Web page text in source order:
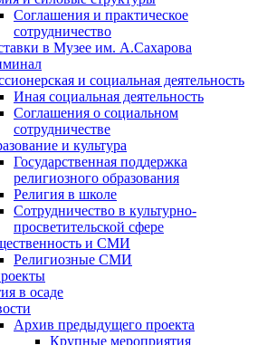
Соглашения и практическое
сотрудничество
в Музее им. А.Сахарова
и социальная деятельность
Иная социальная деятельность
Соглашения о социальном
сотрудничестве
и культура
Государственная поддержка
религиозного образования
Религия в школе
Сотрудничество в культурно-
просветительской сфере
и СМИ
Религиозные СМИ
в осаде
Архив предыдущего проекта
Крупные мероприятия